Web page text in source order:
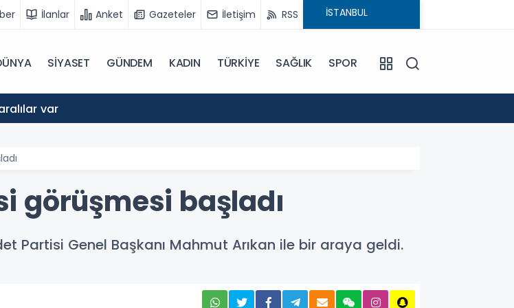
İlanlar Anket Gazeteler İletişim RSS
SİYASET GÜNDEM KADIN TÜRKİYE SAĞLIK SPOR
var
görüşmesi başladı
Partisi Genel Başkanı Mahmut Arıkan ile bir araya geldi.